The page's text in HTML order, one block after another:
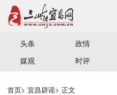
宜昌三峡融媒体中心主办
头条 政情
媒观
时评
首页> 宜昌辟谣> 正文